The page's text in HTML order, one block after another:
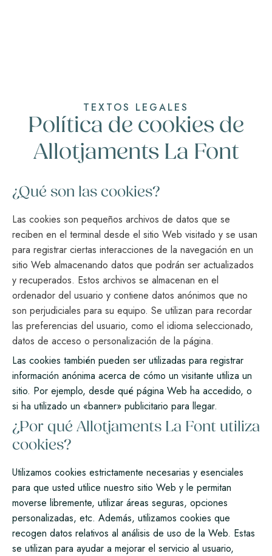
TEXTOS LEGALES
Política de cookies de
Allotjaments La Font
¿Qué son las cookies?
Las cookies son pequeños archivos de datos que se
reciben en el terminal desde el sitio Web visitado y se usan
para registrar ciertas interacciones de la navegación en un
sitio Web almacenando datos que podrán ser actualizados
y recuperados. Estos archivos se almacenan en el
ordenador del usuario y contiene datos anónimos que no
son perjudiciales para su equipo. Se utilizan para recordar
las preferencias del usuario, como el idioma seleccionado,
datos de acceso o personalización de la página.
Las cookies también pueden ser utilizadas para registrar
información anónima acerca de cómo un visitante utiliza un
sitio. Por ejemplo, desde qué página Web ha accedido, o
si ha utilizado un «banner» publicitario para llegar.
¿Por qué Allotjaments La Font utiliza
cookies?
Utilizamos cookies estrictamente necesarias y esenciales
para que usted utilice nuestro sitio Web y le permitan
moverse libremente, utilizar áreas seguras, opciones
personalizadas, etc. Además, utilizamos cookies que
recogen datos relativos al análisis de uso de la Web. Estas
se utilizan para ayudar a mejorar el servicio al usuario,